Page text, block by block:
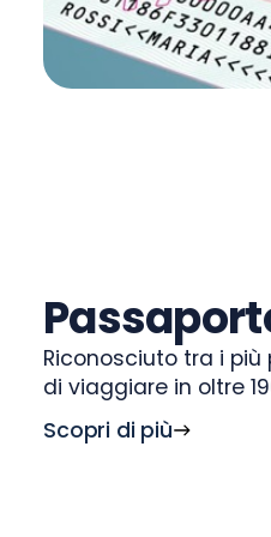
Riconosciuto tra i
di viaggiare in oltre
Scopri di più